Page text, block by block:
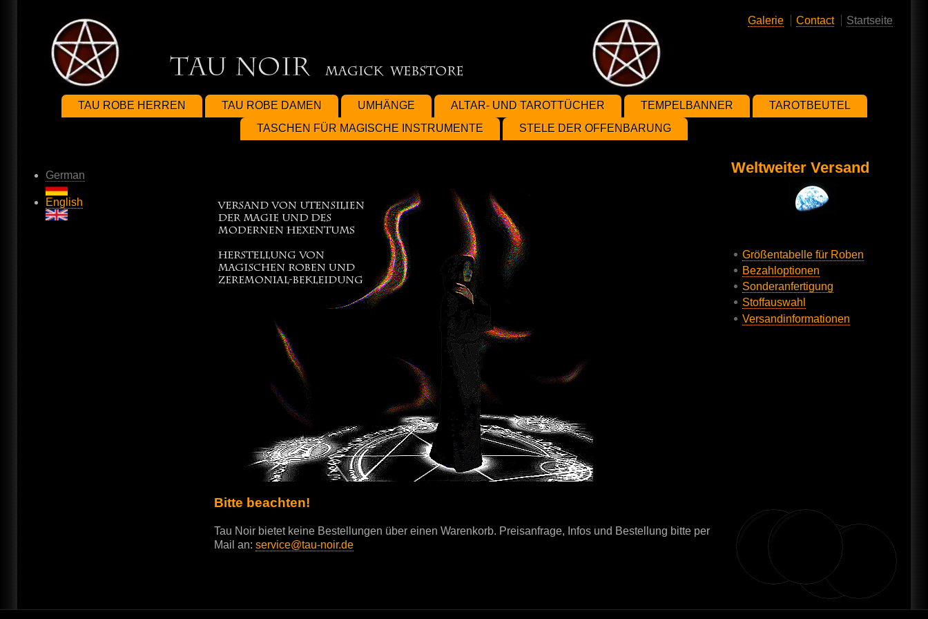
Galerie Contact Startseite
TAU ROBE HERREN TAU ROBE DAMEN UMHÄNGE ALTAR- UND TAROTTÜCHER TEMPELBANNER
TAROTBEUTEL
TASCHEN FÜR MAGISCHE INSTRUMENTE
STELE DER OFFENBARUNG
German
English
Bitte beachten!
Tau Noir bietet keine Bestellungen über einen Warenkorb. Preisanfrage, Infos und Bestellung bitte per
Mail an:service@tau-noir.de
Weltweiter Versand
Größentabelle für Roben
Bezahloptionen
Sonderanfertigung
Stoffauswahl
Versandinformationen